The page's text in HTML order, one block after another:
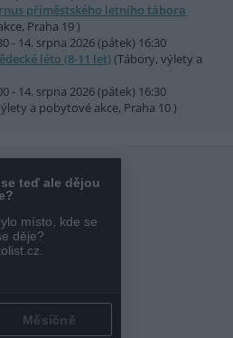
příměstského letního tábora
Praha 19 )
- 14. srpna 2026 (pátek) 16:30
léto (8-11 let)(Tábory, výlety a
- 14. srpna 2026 (pátek) 16:30
a pobytové akce, Praha 10 )